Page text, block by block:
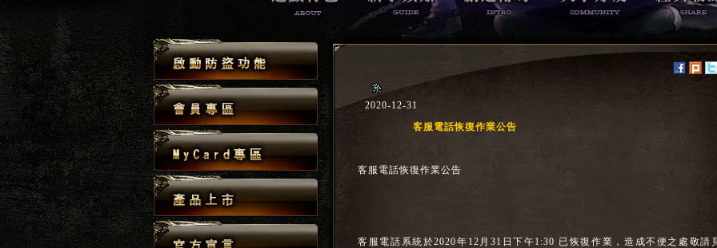
2020-12-31
客服電話恢復作業公告
客服電話恢復作業公告
客服電話系統於2020年12月31日下午1:30 已恢復作業，造成不便之處敬請